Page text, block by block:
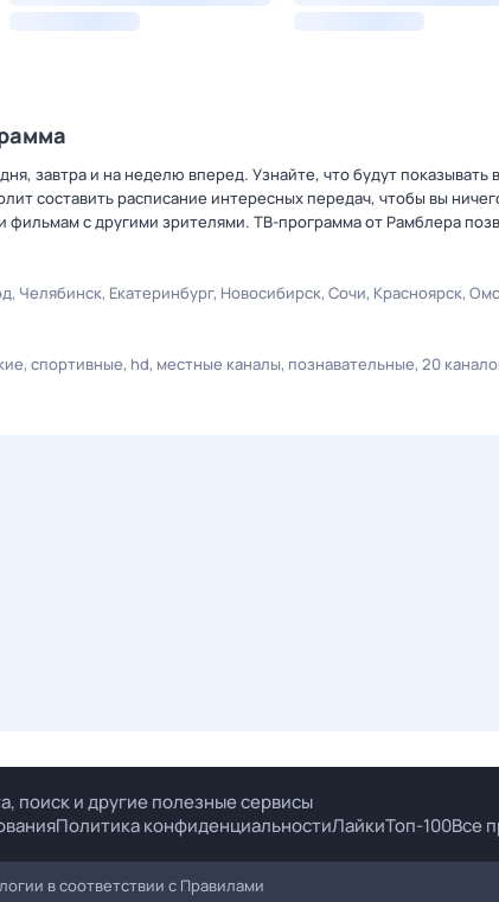
завтра и на неделю вперед. Узнайте, что будут показывать
составить расписание интересных передач, чтобы вы
с другими зрителями. ТВ-программа от Рамблера
Челябинск Екатеринбург Новосибирск Сочи Красноярск
спортивные hd местные каналы познавательные 20
поиск и другие полезные сервисы
Политика конфиденциальностиЛайкиТоп-100Все
в соответствии с Правилами